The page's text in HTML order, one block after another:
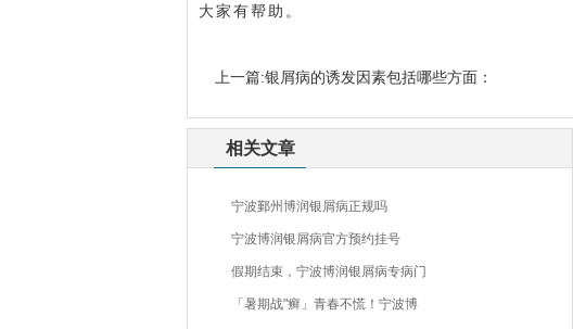
大家有帮助。
上一篇:银屑病的诱发因素包括哪些方面：
相关文章
宁波鄞州博润银屑病正规吗
宁波博润银屑病官方预约挂号
假期结束，宁波博润银屑病专病门
「暑期战"癣」青春不慌！宁波博